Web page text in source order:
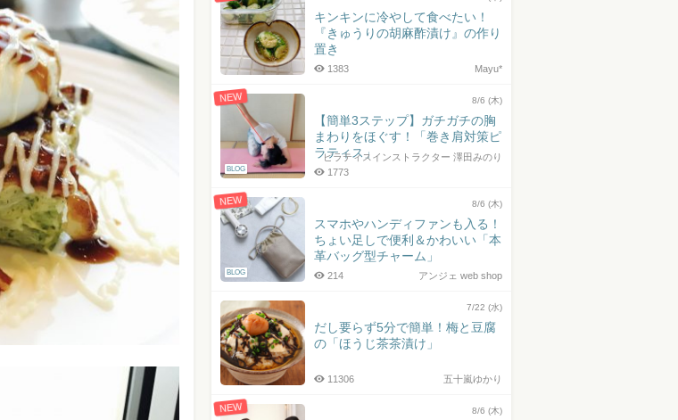
キンキンに冷やして食べたい！
『きゅうりの胡麻酢漬け』の作り
置き
Mayu*
1383
NEW
BLOG
8/6 (木)
【簡単3ステップ】ガチガチの胸
まわりをほぐす！「巻き肩対策ピ
ラティス」
ピラティスインストラクター 澤田みのり
1773
NEW
BLOG
8/6 (木)
スマホやハンディファンも入る！
ちょい足しで便利＆かわいい「本
革バッグ型チャーム」
アンジェ web shop
214
7/22 (水)
だし要らず5分で簡単！梅と豆腐
の「ほうじ茶茶漬け」
五十嵐ゆかり
11306
NEW 8/6 (木)